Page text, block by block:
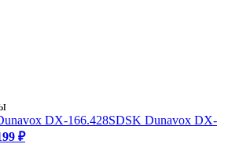
Dunavox DX-
₽